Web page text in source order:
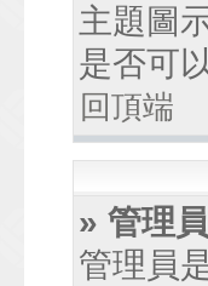
主題圖
是否可
回頂端
» 管理
管理員